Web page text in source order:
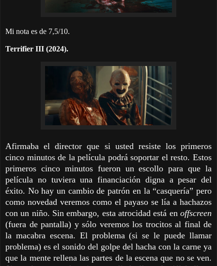
Mi nota es de 7,5/10.
Terrifier III (2024).
Afirmaba el director que si usted resiste los primeros
cinco minutos de la película podrá soportar el resto. Estos
primeros cinco minutos fueron un escollo para que la
película no tuviera una financiación digna a pesar del
éxito. No hay un cambio de patrón en la “casquería” pero
como novedad veremos como el payaso se lía a hachazos
con un niño. Sin embargo, esta atrocidad está en offscreen
(fuera de pantalla) y sólo veremos los trocitos al final de
la macabra escena. El problema (si se le puede llamar
problema) es el sonido del golpe del hacha con la carne ya
que la mente rellena las partes de la escena que no se ven.